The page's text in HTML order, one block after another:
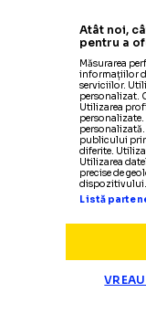
Atât noi,
pentru a
Măsurarea
informațiilor
serviciilor.
personalizat.
Utilizarea
publicului
diferite.
Utilizarea
precise de
dispozitivului.
Listă